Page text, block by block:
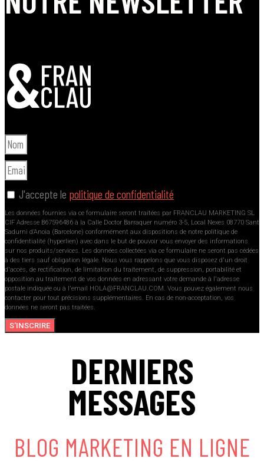
J'accepte le politique de confidentialité
Les données fournies via ce formulaire seront traitées par FRANCLAU MARKETING SL
CIF Adresse B67596486 à la Calle Doctor Barraquer numéro 3-5, Local Nexes 08770 Sant
Sadurni d’Anoia (Barcelone) conformément aux dispositions de notre politique de
confidentialité (hyperlien) avec dans le but de pouvoir vous envoyer des informations
sur nos produits/services. Les données collectées via ce formulaire ne seront pas cédées
à des tiers sauf obligation légale. Nous vous rappelons que vous disposez d'un droit
d'accès, de rectification, de limitation du traitement, de suppression, portabilité et
opposition au traitement de vos données en adressant votre demande à l'adresse
postale indiquée ou à l'email HOLA@FRANCLAU.COM. Vous pouvez également nous
contacter pour tout précisions supplémentaires. En cas de non-acceptation, vos
données ne seront pas traitées.
S'INSCRIRE
DERNIERS
MESSAGES
BLOG MARKETING EN LIGNE